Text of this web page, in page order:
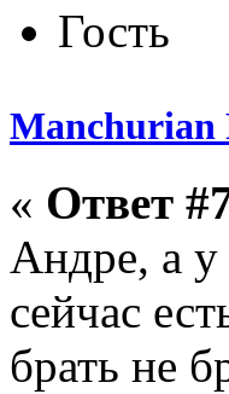
Гость
Manchurian
« Ответ
Андре, а у
сейчас
брать не